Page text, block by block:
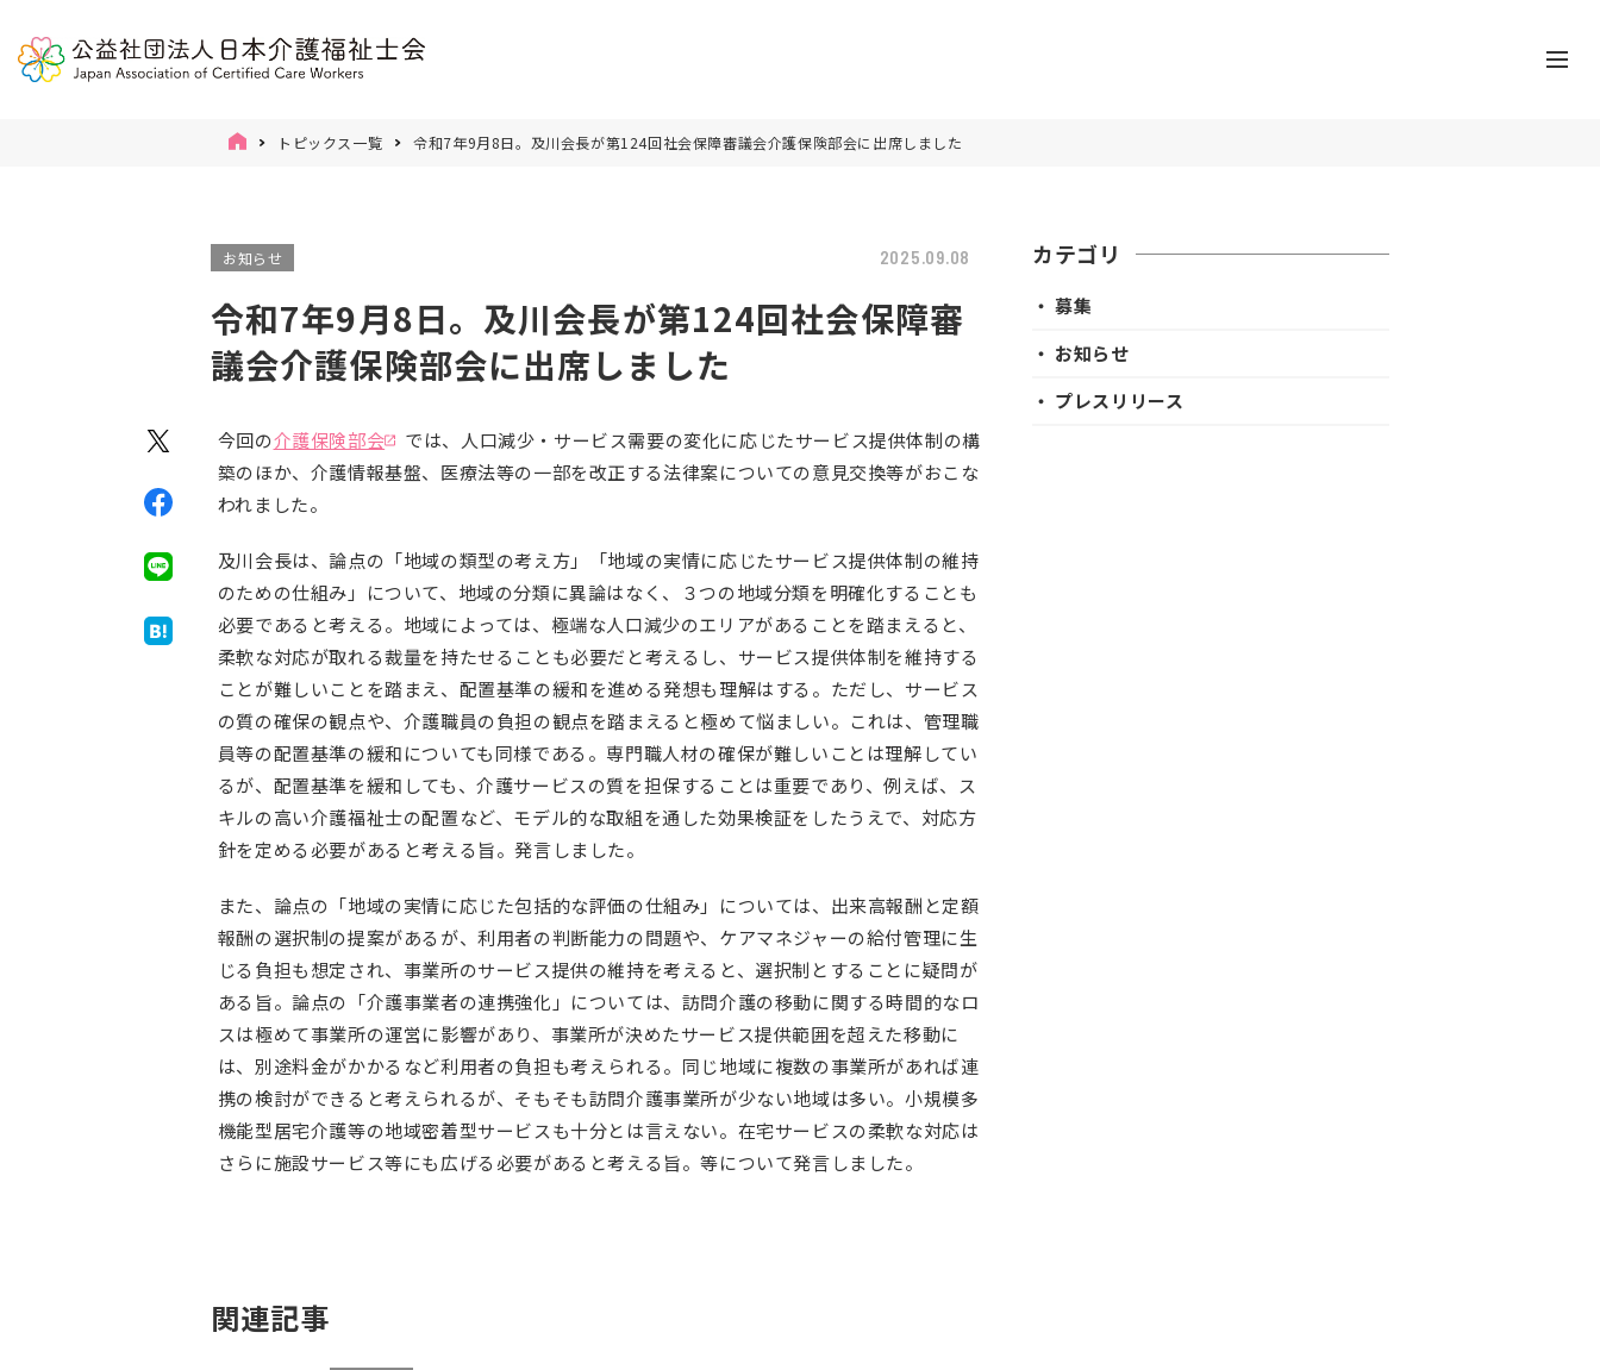
トピックス一覧 令和7年9月8日。及川会長が第124回社会保障審議会介護保険部会に出席しました
お知らせ 2025.09.08
令和7年9月8日。及川会長が第124回社会保障審
議会介護保険部会に出席しました
今回の介護保険部会
では、人口減少・サービス需要の変化に応じたサービス提供体制の構
築のほか、介護情報基盤、医療法等の一部を改正する法律案についての意見交換等がおこな
われました。
及川会長は、論点の「地域の類型の考え方」「地域の実情に応じたサービス提供体制の維持
のための仕組み」について、地域の分類に異論はなく、３つの地域分類を明確化することも
必要であると考える。地域によっては、極端な人口減少のエリアがあることを踏まえると、
柔軟な対応が取れる裁量を持たせることも必要だと考えるし、サービス提供体制を維持する
ことが難しいことを踏まえ、配置基準の緩和を進める発想も理解はする。ただし、サービス
の質の確保の観点や、介護職員の負担の観点を踏まえると極めて悩ましい。これは、管理職
員等の配置基準の緩和についても同様である。専門職人材の確保が難しいことは理解してい
るが、配置基準を緩和しても、介護サービスの質を担保することは重要であり、例えば、ス
キルの高い介護福祉士の配置など、モデル的な取組を通した効果検証をしたうえで、対応方
針を定める必要があると考える旨。発言しました。
また、論点の「地域の実情に応じた包括的な評価の仕組み」については、出来高報酬と定額
報酬の選択制の提案があるが、利用者の判断能力の問題や、ケアマネジャーの給付管理に生
じる負担も想定され、事業所のサービス提供の維持を考えると、選択制とすることに疑問が
ある旨。論点の「介護事業者の連携強化」については、訪問介護の移動に関する時間的なロ
スは極めて事業所の運営に影響があり、事業所が決めたサービス提供範囲を超えた移動に
は、別途料金がかかるなど利用者の負担も考えられる。同じ地域に複数の事業所があれば連
携の検討ができると考えられるが、そもそも訪問介護事業所が少ない地域は多い。小規模多
機能型居宅介護等の地域密着型サービスも十分とは言えない。在宅サービスの柔軟な対応は
さらに施設サービス等にも広げる必要があると考える旨。等について発言しました。
関連記事
カテゴリ
・ 募集
・ お知らせ
・ プレスリリース